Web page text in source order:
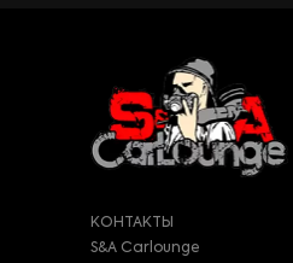
КОНТАКТЫ
S&A Carlounge